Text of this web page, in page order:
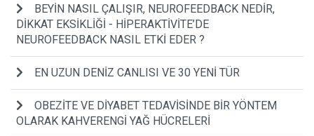
BEYİN NASIL ÇALIŞIR, NEUROFEEDBACK NEDİR,
DİKKAT EKSİKLİĞİ - HİPERAKTİVİTE’DE
NEUROFEEDBACK NASIL ETKİ EDER ?
EN UZUN DENİZ CANLISI VE 30 YENİ TÜR
OBEZİTE VE DİYABET TEDAVİSİNDE BİR YÖNTEM
OLARAK KAHVERENGİ YAĞ HÜCRELERİ